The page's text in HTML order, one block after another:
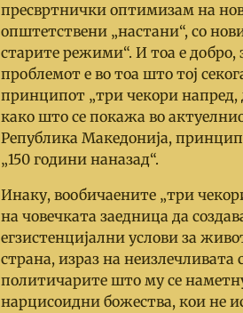
пресвртнички оптимизам на
општетствени „настани“, со
старите режими“. И тоа е
проблемот е во тоа што тој
принципот „три чекори напред,
како што се покажа во
Република Македонија,
„150 години наназад“.
Инаку, вообичаените „три
на човечката заедница да
егзистенцијални услови за
страна, израз на
политичарите што му се
нарцисоидни божества, кои не